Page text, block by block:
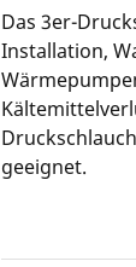
Das 3er-
Installation,
geeignet.